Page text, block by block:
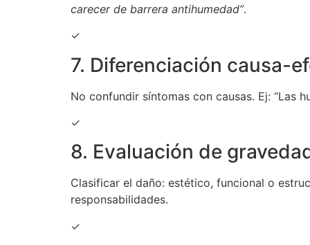
carecer de barrera antihumedad”.
✓
7. Diferenciación causa-
No confundir síntomas con causas. Ej: “Las
✓
8. Evaluación de
Clasificar el daño: estético, funcional o
responsabilidades.
✓